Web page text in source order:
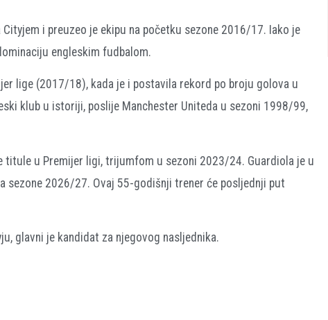
i preuzeo je ekipu na početku sezone 2016/17. Iako je
engleskim fudbalom.
lige (2017/18), kada je i postavila rekord po broju golova u
klub u istoriji, poslije Manchester Uniteda u sezoni 1998/99,
titule u Premijer ligi, trijumfom u sezoni 2023/24. Guardiola je u
sezone 2026/27. Ovaj 55-godišnji trener će posljednji put
glavni je kandidat za njegovog nasljednika.